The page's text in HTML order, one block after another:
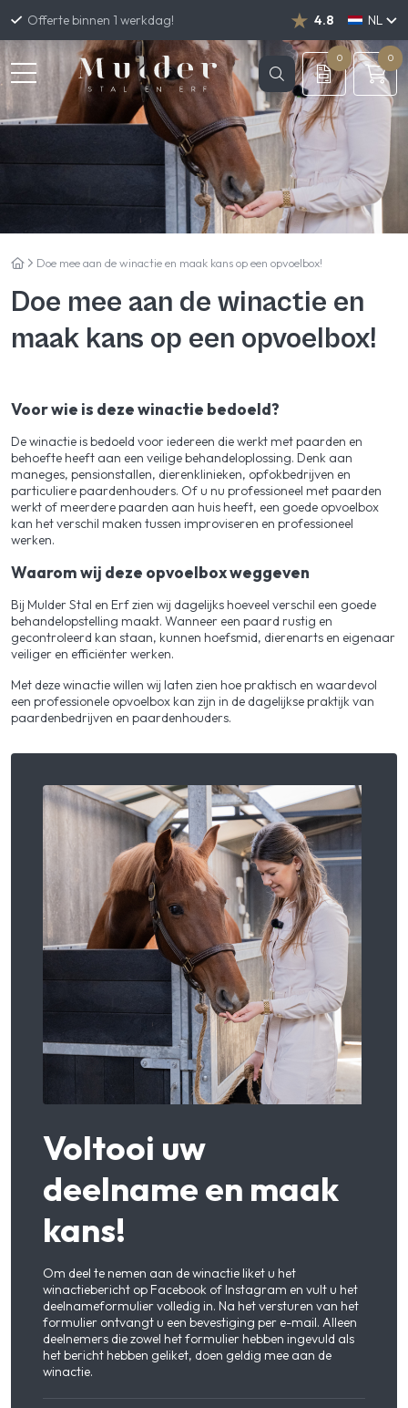
Offerte binnen 1 werkdag! 4.8
NL
DE
EN
0 0
Doe mee aan de winactie en maak kans op een opvoelbox!
Doe mee aan de winactie en
maak kans op een opvoelbox!
Voor wie is deze winactie bedoeld?
De winactie is bedoeld voor iedereen die werkt met paarden en
behoefte heeft aan een veilige behandeloplossing. Denk aan
maneges, pensionstallen, dierenklinieken, opfokbedrijven en
particuliere paardenhouders. Of u nu professioneel met paarden
werkt of meerdere paarden aan huis heeft, een goede opvoelbox
kan het verschil maken tussen improviseren en professioneel
werken.
Waarom wij deze opvoelbox weggeven
Bij Mulder Stal en Erf zien wij dagelijks hoeveel verschil een goede
behandelopstelling maakt. Wanneer een paard rustig en
gecontroleerd kan staan, kunnen hoefsmid, dierenarts en eigenaar
veiliger en efficiënter werken.
Met deze winactie willen wij laten zien hoe praktisch en waardevol
een professionele opvoelbox kan zijn in de dagelijkse praktijk van
paardenbedrijven en paardenhouders.
Voltooi uw
deelname en maak
kans!
Om deel te nemen aan de winactie liket u het
winactiebericht op Facebook of Instagram en vult u het
deelnameformulier volledig in. Na het versturen van het
formulier ontvangt u een bevestiging per e-mail. Alleen
deelnemers die zowel het formulier hebben ingevuld als
het bericht hebben geliket, doen geldig mee aan de
winactie.